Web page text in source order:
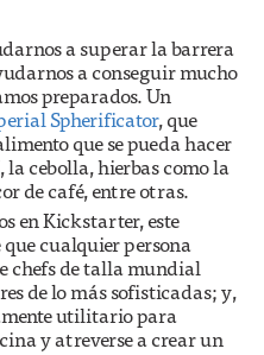
a superar la barrera
a conseguir mucho
preparados. Un
Spherificator, que
que se pueda hacer
cebolla, hierbas como la
de café, entre otras.
en Kickstarter, este
cualquier persona
chefs de talla mundial
de lo más sofisticadas; y,
utilitario para
y atreverse a crear un